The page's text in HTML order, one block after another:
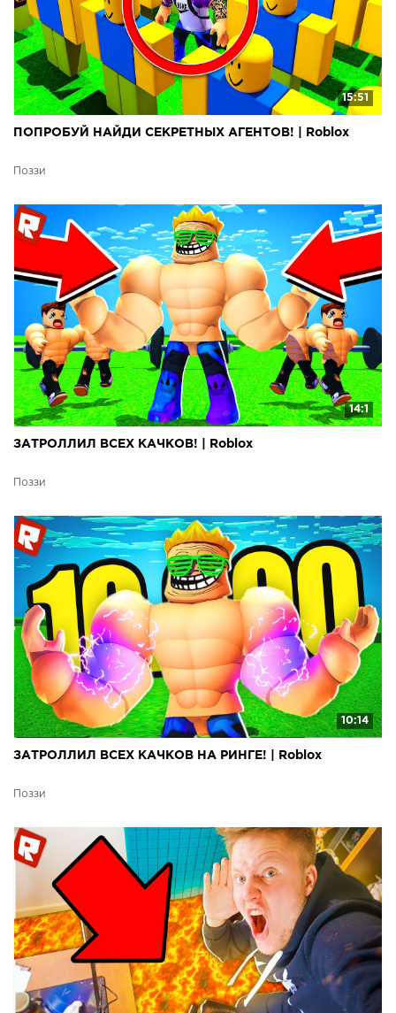
15:51
ПОПРОБУЙ НАЙДИ СЕКРЕТНЫХ АГЕНТОВ! | Roblox
Поззи
14:1
ЗАТРОЛЛИЛ ВСЕХ КАЧКОВ! | Roblox
Поззи
10:14
ЗАТРОЛЛИЛ ВСЕХ КАЧКОВ НА РИНГЕ! | Roblox
Поззи